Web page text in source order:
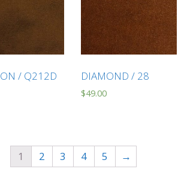
/ Q212D DIAMOND / 28
$49.00
1 2 3 4 5 →